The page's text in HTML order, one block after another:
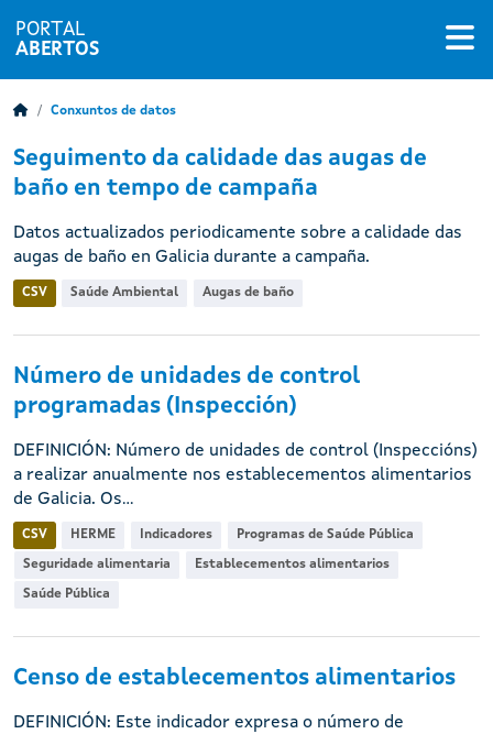
PORTAL
ABERTOS
Conxuntos de datos
Seguimento da calidade das augas de
baño en tempo de campaña
Datos actualizados periodicamente sobre a calidade das
augas de baño en Galicia durante a campaña.
CSV Saúde Ambiental Augas de baño
Número de unidades de control
programadas (Inspección)
DEFINICIÓN: Número de unidades de control (Inspeccións)
a realizar anualmente nos establecementos alimentarios
de Galicia. Os...
CSV HERME Indicadores Programas de Saúde Pública
Seguridade alimentaria Establecementos alimentarios
Saúde Pública
Censo de establecementos alimentarios
DEFINICIÓN: Este indicador expresa o número de